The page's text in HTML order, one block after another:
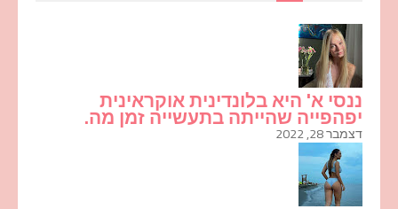
ננסי א' היא בלונדינית אוקראינית
יפהפייה שהייתה בתעשייה זמן מה.
דצמבר 28, 2022